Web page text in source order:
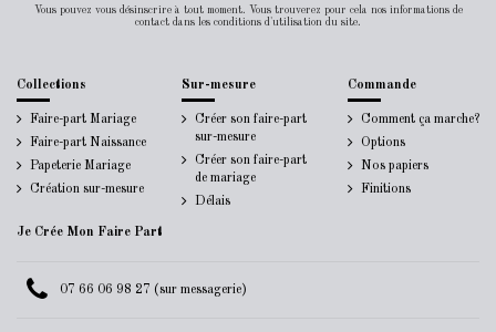
Vous pouvez vous désinscrire à tout moment. Vous trouverez pour cela nos informations de
contact dans les conditions d'utilisation du site.
Collections
Faire-part Mariage
Faire-part Naissance
Papeterie Mariage
Création sur-mesure
Sur-mesure
Créer son faire-part
sur-mesure
Créer son faire-part
de mariage
Délais
Commande
Comment ça marche?
Options
Nos papiers
Finitions
Je Crée Mon Faire Part
07 66 06 98 27 (sur messagerie)